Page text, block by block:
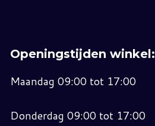
Openingstijden winkel:
Maandag 09:00 tot 17:00
Donderdag 09:00 tot 17:00